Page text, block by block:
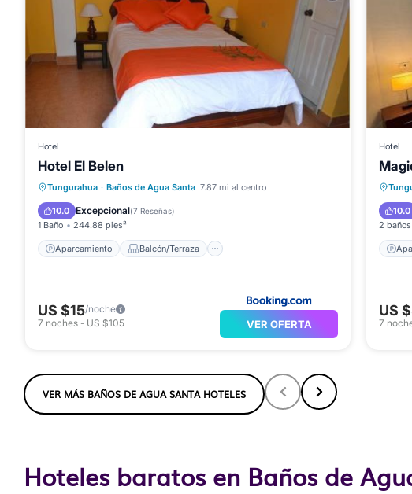
Hotel
Hotel El Belen
Tungurahua · Baños de Agua Santa 7.87 mi al centro
10.0 Excepcional(7 Reseñas)
1 Baño 244.88 pies²
Aparcamiento Balcón/Terraza
Aparcamiento
Balcón/Terraza
Internet
Accesible en silla de ruedas
US $15/noche
7 noches - US $105 VER OFERTA
Hotel
10.0
2 baños
US
7
VER MÁS BAÑOS DE AGUA SANTA HOTELES
Hoteles baratos en Baños de